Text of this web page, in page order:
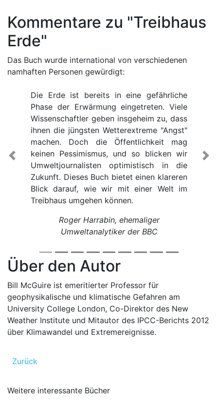
Kommentare zu "Treibhaus
Erde"
Das Buch wurde international von verschiedenen
namhaften Personen gewürdigt:
Die Erde ist bereits in eine gefährliche
Phase der Erwärmung eingetreten. Viele
Wissenschaftler geben insgeheim zu, dass
ihnen die jüngsten Wetterextreme "Angst"
machen. Doch die Öffentlichkeit mag
keinen Pessimismus, und so blicken wir
Umweltjournalisten optimistisch in die
Zukunft. Dieses Buch bietet einen klareren
Blick darauf, wie wir mit einer Welt im
Treibhaus umgehen können.
Roger Harrabin, ehemaliger
Umweltanalytiker der BBC
Previous
Über den Autor
Bill McGuire ist emeritierter Professor für
geophysikalische und klimatische Gefahren am
University College London, Co-Direktor des New
Weather Institute und Mitautor des IPCC-Berichts 2012
über Klimawandel und Extremereignisse.
Zurück
Weitere interessante Bücher